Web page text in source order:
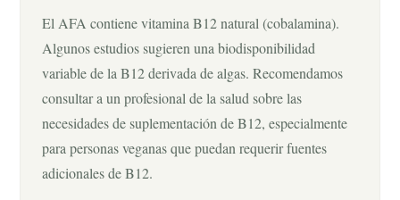
El AFA contiene vitamina B12 natural (cobalamina).
Algunos estudios sugieren una biodisponibilidad
variable de la B12 derivada de algas. Recomendamos
consultar a un profesional de la salud sobre las
necesidades de suplementación de B12, especialmente
para personas veganas que puedan requerir fuentes
adicionales de B12.